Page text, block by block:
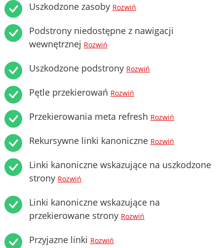
Uszkodzone zasoby Rozwiń
Podstrony niedostępne z nawigacji
wewnętrznej Rozwiń
Uszkodzone podstrony Rozwiń
Pętle przekierowań Rozwiń
Przekierowania meta refresh Rozwiń
Rekursywne linki kanoniczne Rozwiń
Linki kanoniczne wskazujące na uszkodzone
strony Rozwiń
Linki kanoniczne wskazujące na
przekierowane strony Rozwiń
Przyjazne linki Rozwiń